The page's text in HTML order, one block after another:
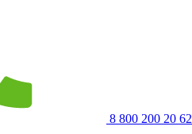
8 800 200 20 62